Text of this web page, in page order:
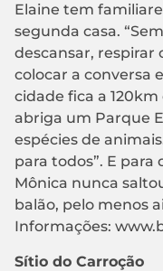
Elaine tem
segunda casa.
descansar, respirar
colocar a conversa
cidade fica a
abriga um Parque
espécies de
para todos”. E para
Mônica nunca
balão, pelo menos
Informações:
Sítio do Carroção